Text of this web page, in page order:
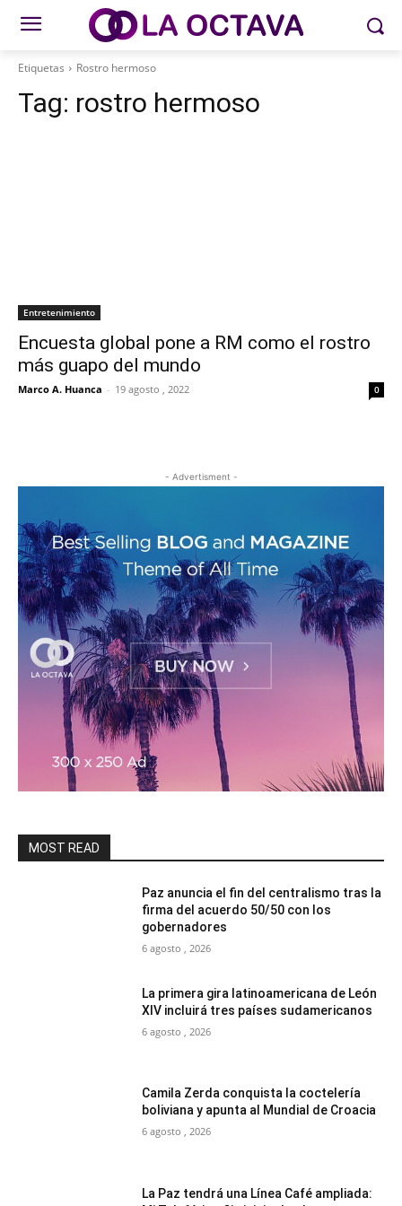
Etiquetas Rostro hermoso
Tag: rostro hermoso
Entretenimiento
Encuesta global pone a RM como el rostro
más guapo del mundo
Marco A. Huanca - 19 agosto , 2022 0
- Advertisment -
MOST READ
Paz anuncia el fin del centralismo tras la
firma del acuerdo 50/50 con los
gobernadores
6 agosto , 2026
La primera gira latinoamericana de León
XIV incluirá tres países sudamericanos
6 agosto , 2026
Camila Zerda conquista la coctelería
boliviana y apunta al Mundial de Croacia
6 agosto , 2026
La Paz tendrá una Línea Café ampliada: